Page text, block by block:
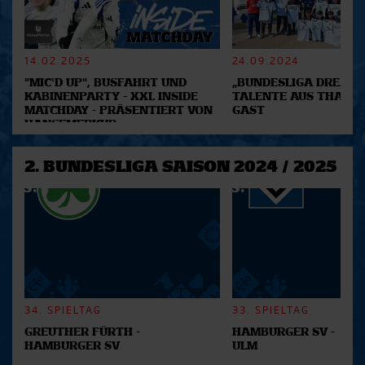
Partner führen diese Informationen möglicherweise mit
weiteren Daten zusammen, die Sie ihnen bereitgestellt
haben oder die sie im Rahmen Ihrer Nutzung der Dienste
14.02.2025
"MIC'D UP", BUSFAHRT UND
KABINENPARTY - XXL INSIDE
MATCHDAY - PRÄSENTIERT VON
HANSEMERKUR
24.09.2024
„BUNDESLIGA DREAM
TALENTE AUS
GAST
2. BUNDESLIGA SAISON 2024 / 2025
34. SPIELTAG
GREUTHER FÜRTH -
HAMBURGER SV
33. SPIELTAG
HAMBURGER SV -
ULM